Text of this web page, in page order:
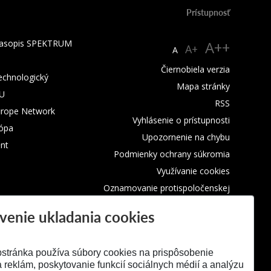
SPEKTRUM
Network
Prístupnosť
A A+ A++
Čiernobiela verzia
Mapa stránky
RSS
Vyhlásenie o prístupnosti
Upozornenie na chybu
Podmienky ochrany súkromia
Využívanie cookies
Oznamovanie protispoločenskej
ukladania cookies
používa súbory cookies na prispôsobenie
reklám, poskytovanie funkcií sociálnych médií a analýzu